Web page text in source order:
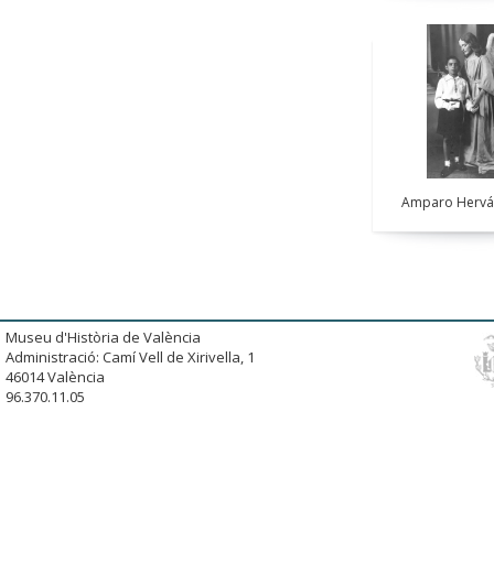
Amparo
Museu d'Història de València
Administració: Camí Vell de Xirivella, 1
46014 València
96.370.11.05